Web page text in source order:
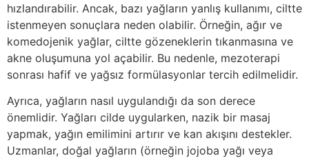
hızlandırabilir. Ancak, bazı yağların yanlış kullanımı, ciltte
istenmeyen sonuçlara neden olabilir. Örneğin, ağır ve
komedojenik yağlar, ciltte gözeneklerin tıkanmasına ve
akne oluşumuna yol açabilir. Bu nedenle, mezoterapi
sonrası hafif ve yağsız formülasyonlar tercih edilmelidir.
Ayrıca, yağların nasıl uygulandığı da son derece
önemlidir. Yağları cilde uygularken, nazik bir masaj
yapmak, yağın emilimini artırır ve kan akışını destekler.
Uzmanlar, doğal yağların (örneğin jojoba yağı veya